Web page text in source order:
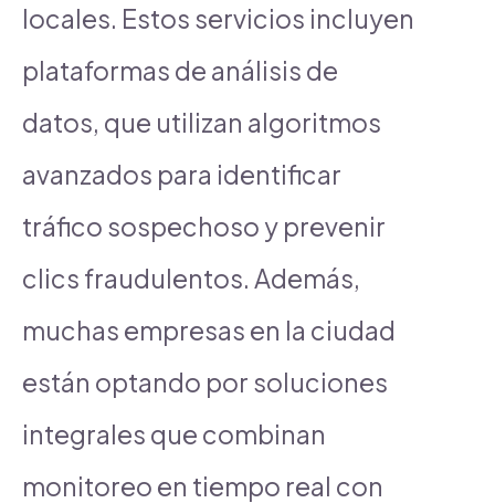
locales. Estos servicios incluyen
plataformas de análisis de
datos, que utilizan algoritmos
avanzados para identificar
tráfico sospechoso y prevenir
clics fraudulentos. Además,
muchas empresas en la ciudad
están optando por soluciones
integrales que combinan
monitoreo en tiempo real con